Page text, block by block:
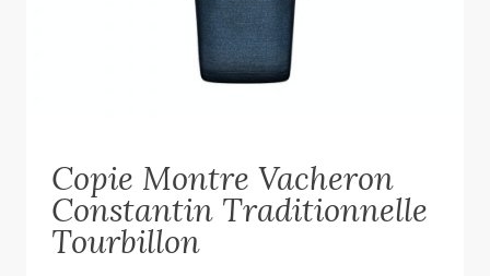
Copie Montre Vacheron
Constantin Traditionnelle
Tourbillon